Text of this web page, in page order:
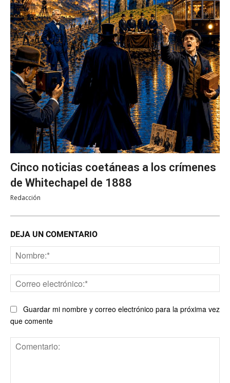
Cinco noticias coetáneas a los crímenes
de Whitechapel de 1888
Redacción
DEJA UN COMENTARIO
Guardar mi nombre y correo electrónico para la próxima vez
que comente